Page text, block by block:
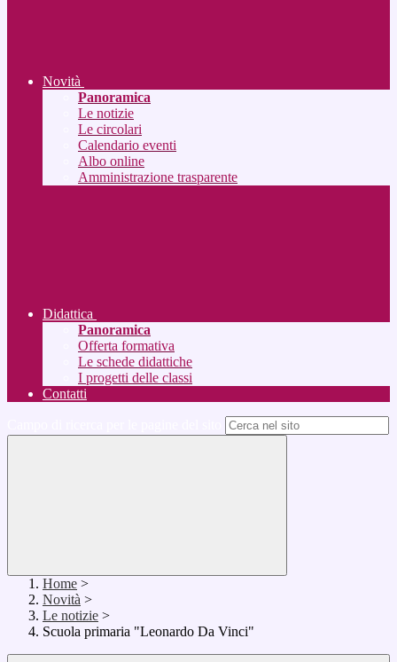
Novità
Panoramica
Le notizie
Le circolari
Calendario eventi
Albo online
Amministrazione trasparente
Didattica
Panoramica
Offerta formativa
Le schede didattiche
I progetti delle classi
Contatti
Home >
Novità >
Le notizie >
Scuola primaria "Leonardo Da Vinci"